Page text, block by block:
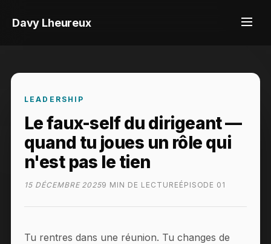
Davy Lheureux
LEADERSHIP
Le faux-self du dirigeant —
quand tu joues un rôle qui
n'est pas le tien
15 DÉCEMBRE 20259 MIN DE LECTURE ÉPISODE 01
Tu rentres dans une réunion. Tu changes de